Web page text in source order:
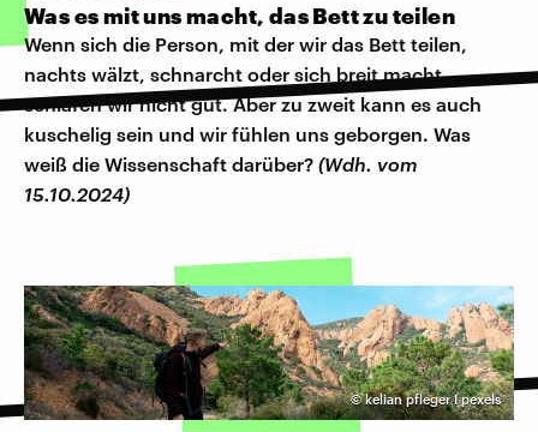
Was es mit uns macht, das Bett zu teilen
Wenn sich die Person, mit der wir das Bett teilen,
nachts wälzt, schnarcht oder sich breit macht,
schlafen wir nicht gut. Aber zu zweit kann es auch
kuschelig sein und wir fühlen uns geborgen. Was
weiß die Wissenschaft darüber? (Wdh. vom
15.10.2024)
©kelian pfleger I pexels